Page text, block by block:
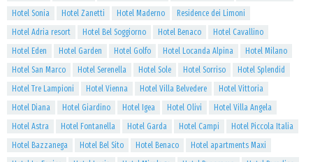
Hotel Sonia
Hotel Zanetti Hotel Maderno
Residence dei Limoni
Hotel Adria resort
Hotel Bel Soggiorno Hotel Benaco
Hotel Cavallino
Hotel Eden
Hotel Garden Hotel Golfo Hotel Locanda Alpina
Hotel Milano
Hotel San Marco
Hotel Serenella Hotel Sole Hotel Sorriso
Hotel Splendid
Hotel Tre Lampioni
Hotel Vienna Hotel Villa Belvedere
Hotel Vittoria
Hotel Diana
Hotel Giardino Hotel Igea Hotel Olivi
Hotel Villa Angela
Hotel Astra
Hotel Fontanella Hotel Garda Hotel Campi
Hotel Piccola Italia
Hotel Bazzanega
Hotel Bel Sito Hotel Benaco
Hotel apartments Maxi